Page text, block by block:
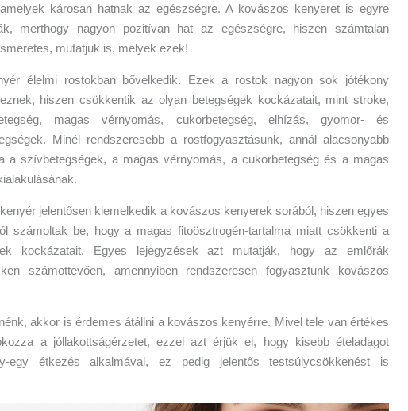
károsan hatnak az egészségre. A kovászos kenyeret is egyre
merthogy nagyon pozitívan hat az egészségre, hiszen számtalan
mutatjuk is, melyek ezek!
élelmi rostokban bővelkedik. Ezek a rostok nagyon sok jótékony
hiszen csökkentik az olyan betegségek kockázatait, mint stroke,
magas vérnyomás, cukorbetegség, elhízás, gyomor- és
Minél rendszeresebb a rostfogyasztásunk, annál alacsonyabb
a szívbetegségek, a magas vérnyomás, a cukorbetegség és a magas
jelentősen kiemelkedik a kovászos kenyerek sorából, hiszen egyes
számoltak be, hogy a magas fitoösztrogén-tartalma miatt csökkenti a
kockázatait. Egyes lejegyzések azt mutatják, hogy az emlőrák
számottevően, amennyiben rendszeresen fogyasztunk kovászos
akkor is érdemes átállni a kovászos kenyérre. Mivel tele van értékes
a jóllakottságérzetet, ezzel azt érjük el, hogy kisebb ételadagot
egy étkezés alkalmával, ez pedig jelentős testsúlycsökkenést is